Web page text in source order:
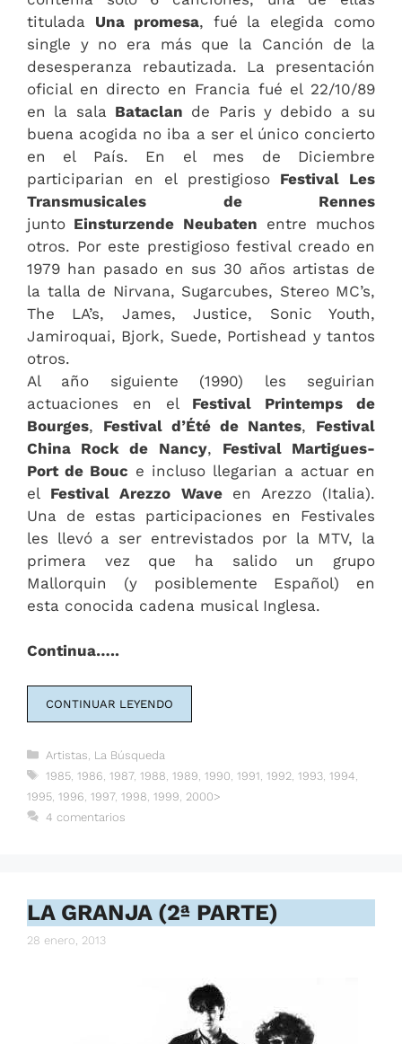
titulada Una promesa, fué la elegida como
single y no era más que la Canción de la
desesperanza rebautizada. La presentación
oficial en directo en Francia fué el 22/10/89
en la sala Bataclan de Paris y debido a su
buena acogida no iba a ser el único concierto
en el País. En el mes de Diciembre
participarian en el prestigioso Festival Les
Transmusicales de Rennes
junto Einsturzende Neubaten entre muchos
otros. Por este prestigioso festival creado en
1979 han pasado en sus 30 años artistas de
la talla de Nirvana, Sugarcubes, Stereo MC’s,
The LA’s, James, Justice, Sonic Youth,
Jamiroquai, Bjork, Suede, Portishead y tantos
otros.
Al año siguiente (1990) les seguirian
actuaciones en el Festival Printemps de
Bourges, Festival d’Été de Nantes, Festival
China Rock de Nancy, Festival Martigues-
Port de Bouc e incluso llegarian a actuar en
el Festival Arezzo Wave en Arezzo (Italia).
Una de estas participaciones en Festivales
les llevó a ser entrevistados por la MTV, la
primera vez que ha salido un grupo
Mallorquin (y posiblemente Español) en
esta conocida cadena musical Inglesa.
Continua…..
CONTINUAR LEYENDO
Categorías
Artistas La Búsqueda
Etiquetas
1985, 1986 1987, 1988 1989 1990 1991 1992, 1993, 1994
1995 1996 1997, 1998 1999 2000>
4 comentarios
LA GRANJA (2ª PARTE)
28 enero, 2013